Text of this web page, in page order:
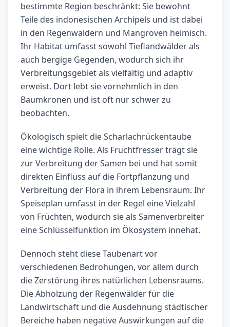
bestimmte Region beschränkt: Sie bewohnt
Teile des indonesischen Archipels und ist dabei
in den Regenwäldern und Mangroven heimisch.
Ihr Habitat umfasst sowohl Tieflandwälder als
auch bergige Gegenden, wodurch sich ihr
Verbreitungsgebiet als vielfältig und adaptiv
erweist. Dort lebt sie vornehmlich in den
Baumkronen und ist oft nur schwer zu
beobachten.
Ökologisch spielt die Scharlachrückentaube
eine wichtige Rolle. Als Fruchtfresser trägt sie
zur Verbreitung der Samen bei und hat somit
direkten Einfluss auf die Fortpflanzung und
Verbreitung der Flora in ihrem Lebensraum. Ihr
Speiseplan umfasst in der Regel eine Vielzahl
von Früchten, wodurch sie als Samenverbreiter
eine Schlüsselfunktion im Ökosystem innehat.
Dennoch steht diese Taubenart vor
verschiedenen Bedrohungen, vor allem durch
die Zerstörung ihres natürlichen Lebensraums.
Die Abholzung der Regenwälder für die
Landwirtschaft und die Ausdehnung städtischer
Bereiche haben negative Auswirkungen auf die